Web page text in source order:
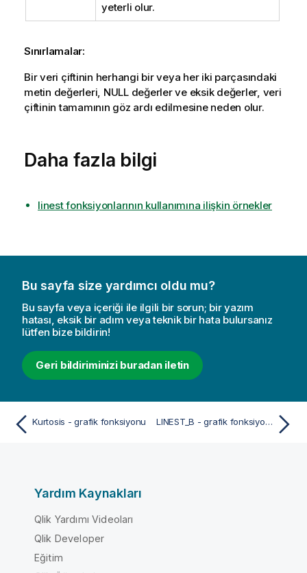
yeterli olur.
Sınırlamalar:
Bir veri çiftinin herhangi bir veya her iki parçasındaki
metin değerleri, NULLdeğerler ve eksik değerler, veri
çiftinin tamamının göz ardı edilmesine neden olur.
Daha fazla bilgi
linest fonksiyonlarının kullanımına ilişkin örnekler
Bu sayfa size yardımcı oldu mu?
Bu sayfa veya içeriği ile ilgili bir sorun; bir yazım
hatası, eksik bir adım veya teknik bir hata bulursanız
lütfen bize bildirin!
Geri bildiriminizi buradan iletin
Kurtosis - grafik fonksiyonu LINEST_B - grafik fonksiyonu
Yardım Kaynakları
Qlik Yardımı Videoları
Qlik Developer
Eğitim